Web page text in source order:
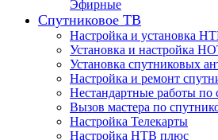
Эфирные
Спутниковое ТВ
Настройка и установка
Установка и настройка
Установка спутниковых
Настройка и ремонт
Нестандартные работы
Вызов мастера по
Настройка Телекарты
Настройка НТВ плюс